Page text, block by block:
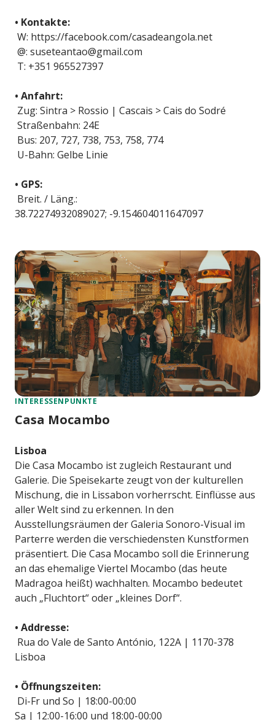
• Kontakte:
W: https://facebook.com/casadeangola.net
@: suseteantao@gmail.com
T: +351 965527397
• Anfahrt:
Zug: Sintra > Rossio | Cascais > Cais do Sodré
Straßenbahn: 24E
Bus: 207, 727, 738, 753, 758, 774
U-Bahn: Gelbe Linie
• GPS:
Breit. / Läng.:
38.72274932089027; -9.154604011647097
INTERESSENPUNKTE
Casa Mocambo
Lisboa
Die Casa Mocambo ist zugleich Restaurant und
Galerie. Die Speisekarte zeugt von der kulturellen
Mischung, die in Lissabon vorherrscht. Einflüsse aus
aller Welt sind zu erkennen. In den
Ausstellungsräumen der Galeria Sonoro-Visual im
Parterre werden die verschiedensten Kunstformen
präsentiert. Die Casa Mocambo soll die Erinnerung
an das ehemalige Viertel Mocambo (das heute
Madragoa heißt) wachhalten. Mocambo bedeutet
auch „Fluchtort“ oder „kleines Dorf“.
• Addresse:
Rua do Vale de Santo António, 122A | 1170-378
Lisboa
• Öffnungszeiten:
Di-Fr und So | 18:00-00:00
Sa | 12:00-16:00 und 18:00-00:00